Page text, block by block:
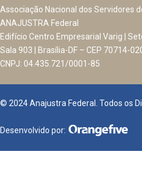
Associação Nacional dos Servidores
ANAJUSTRA Federal
Edifício Centro Empresarial Varig |
Sala 903 | Brasília-DF – CEP 70714-
CNPJ: 04.435.721/0001-85
© 2024 Anajustra Federal. Todos os
Desenvolvido por: